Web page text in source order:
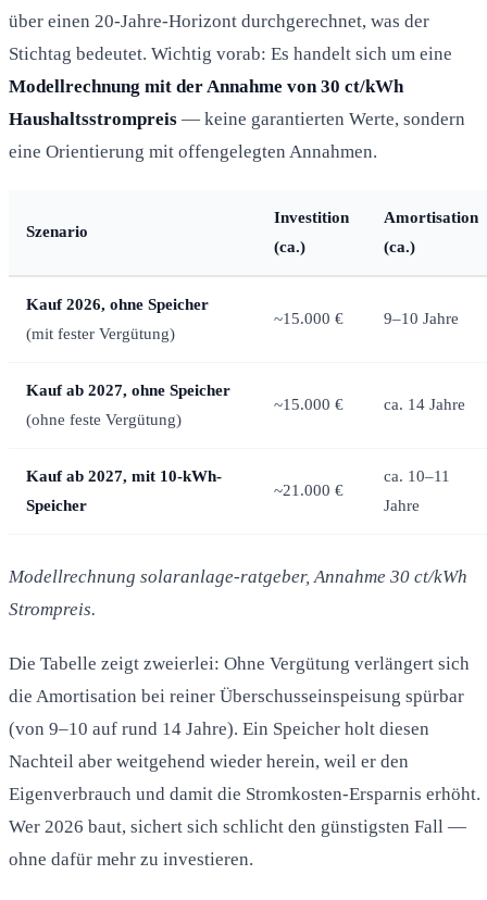
über einen 20-Jahre-Horizont durchgerechnet, was der
Stichtag bedeutet. Wichtig vorab: Es handelt sich um eine
Modellrechnung mit der Annahme von 30 ct/kWh
Haushaltsstrompreis — keine garantierten Werte, sondern
eine Orientierung mit offengelegten Annahmen.
Szenario
Investition
(ca.)
Amortisation
(ca.)
Kauf 2026, ohne Speicher
(mit fester Vergütung)
~15.000 € 9–10 Jahre
Kauf ab 2027, ohne Speicher
(ohne feste Vergütung)
~15.000 € ca. 14 Jahre
Kauf ab 2027, mit 10-kWh-
Speicher
~21.000 €
ca. 10–11
Jahre
Modellrechnung solaranlage-ratgeber, Annahme 30 ct/kWh
Strompreis.
Die Tabelle zeigt zweierlei: Ohne Vergütung verlängert sich
die Amortisation bei reiner Überschusseinspeisung spürbar
(von 9–10 auf rund 14 Jahre). Ein Speicher holt diesen
Nachteil aber weitgehend wieder herein, weil er den
Eigenverbrauch und damit die Stromkosten-Ersparnis erhöht.
Wer 2026 baut, sichert sich schlicht den günstigsten Fall —
ohne dafür mehr zu investieren.